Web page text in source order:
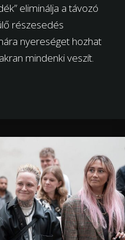
eliminálja a távozó
részesedés
nyereséget hozhat
mindenki veszít.